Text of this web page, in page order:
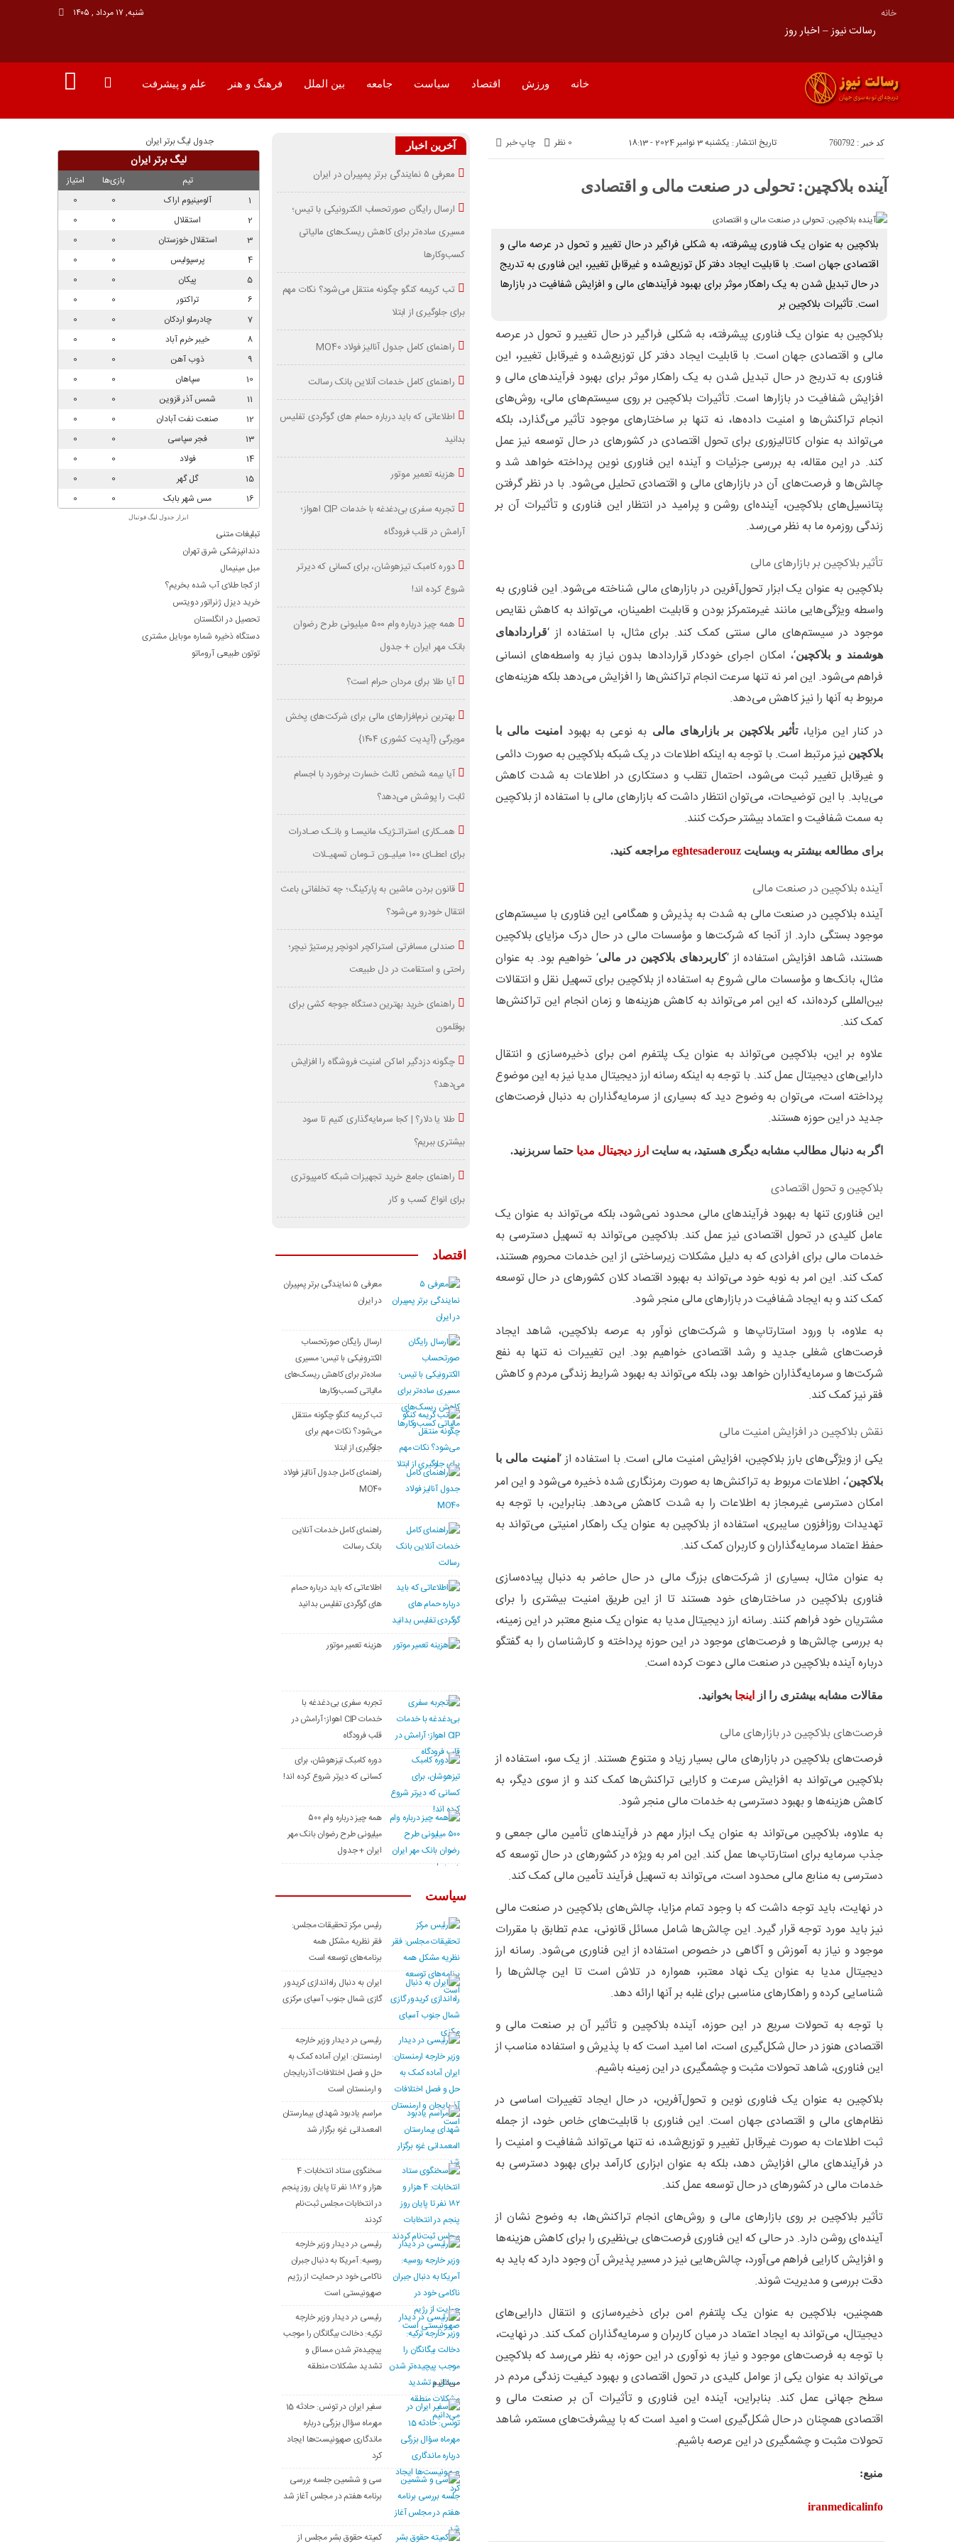
خانه
رسالت نیوز – اخبار روز
شنبه, ۱۷ مرداد , ۱۴۰۵
خانه ورزش اقتصاد سیاست جامعه بین الملل فرهنگ و هنر علم و پیشرفت
تاریخ انتشار : یکشنبه 3 نوامبر 2024 - 18:13 کد خبر : 760792 چاپ خبر 0 نظر
آینده بلاکچین: تحولی در صنعت مالی و اقتصادی
بلاکچین به عنوان یک فناوری پیشرفته، به شکلی فراگیر در حال تغییر و تحول در عرصه مالی و
اقتصادی جهان است. با قابلیت ایجاد دفتر کل توزیع‌شده و غیرقابل تغییر، این فناوری به تدریج
در حال تبدیل شدن به یک راهکار موثر برای بهبود فرآیندهای مالی و افزایش شفافیت در بازارها
است. تأثیرات بلاکچین بر
بلاکچین به عنوان یک فناوری پیشرفته، به شکلی فراگیر در حال تغییر و تحول در عرصه
مالی و اقتصادی جهان است. با قابلیت ایجاد دفتر کل توزیع‌شده و غیرقابل تغییر، این
فناوری به تدریج در حال تبدیل شدن به یک راهکار موثر برای بهبود فرآیندهای مالی و
افزایش شفافیت در بازارها است. تأثیرات بلاکچین بر روی سیستم‌های مالی، روش‌های
انجام تراکنش‌ها و امنیت داده‌ها، نه تنها بر ساختارهای موجود تأثیر می‌گذارد، بلکه
می‌تواند به عنوان کاتالیزوری برای تحول اقتصادی در کشورهای در حال توسعه نیز عمل
کند. در این مقاله، به بررسی جزئیات و آینده این فناوری نوین پرداخته خواهد شد و
چالش‌ها و فرصت‌های آن در بازارهای مالی و اقتصادی تحلیل می‌شود. با در نظر گرفتن
پتانسیل‌های بلاکچین، آینده‌ای روشن و پرامید در انتظار این فناوری و تأثیرات آن بر
زندگی روزمره ما به نظر می‌رسد.
تأثیر بلاکچین بر بازارهای مالی
بلاکچین به عنوان یک ابزار تحول‌آفرین در بازارهای مالی شناخته می‌شود. این فناوری به
واسطه ویژگی‌هایی مانند غیرمتمرکز بودن و قابلیت اطمینان، می‌تواند به کاهش نقایص
موجود در سیستم‌های مالی سنتی کمک کند. برای مثال، با استفاده از ‘قراردادهای
هوشمند و بلاکچین‘، امکان اجرای خودکار قراردادها بدون نیاز به واسطه‌های انسانی
فراهم می‌شود. این امر نه تنها سرعت انجام تراکنش‌ها را افزایش می‌دهد بلکه هزینه‌های
مربوط به آنها را نیز کاهش می‌دهد.
در کنار این مزایا،تأثیر بلاکچین بر بازارهای مالی به نوعی به بهبود
امنیت مالی با
بلاکچین نیز مرتبط است. با توجه به اینکه اطلاعات در یک شبکه بلاکچین به صورت دائمی
و غیرقابل تغییر ثبت می‌شود، احتمال تقلب و دستکاری در اطلاعات به شدت کاهش
می‌یابد. با این توضیحات، می‌توان انتظار داشت که بازارهای مالی با استفاده از بلاکچین
به سمت شفافیت و اعتماد بیشتر حرکت کنند.
برای مطالعه بیشتر به وبسایت eghtesaderouzمراجعه کنید.
آینده بلاکچین در صنعت مالی
آینده بلاکچین در صنعت مالی به شدت به پذیرش و همگامی این فناوری با سیستم‌های
موجود بستگی دارد. از آنجا که شرکت‌ها و مؤسسات مالی در حال درک مزایای بلاکچین
هستند، شاهد افزایش استفاده از ‘کاربردهای بلاکچین در مالی‘ خواهیم بود. به عنوان
مثال، بانک‌ها و مؤسسات مالی شروع به استفاده از بلاکچین برای تسهیل نقل و انتقالات
بین‌المللی کرده‌اند، که این امر می‌تواند به کاهش هزینه‌ها و زمان انجام این تراکنش‌ها
کمک کند.
علاوه بر این، بلاکچین می‌تواند به عنوان یک پلتفرم امن برای ذخیره‌سازی و انتقال
دارایی‌های دیجیتال عمل کند. با توجه به اینکه رسانه ارز دیجیتال مدیا نیز به این موضوع
پرداخته است، می‌توان به وضوح دید که بسیاری از سرمایه‌گذاران به دنبال فرصت‌های
جدید در این حوزه هستند.
اگر به دنبال مطالب مشابه دیگری هستید، به سایت ارز دیجیتال مدیا حتما سربزنید.
بلاکچین و تحول اقتصادی
این فناوری تنها به بهبود فرآیندهای مالی محدود نمی‌شود، بلکه می‌تواند به عنوان یک
عامل کلیدی در تحول اقتصادی نیز عمل کند. بلاکچین می‌تواند به تسهیل دسترسی به
خدمات مالی برای افرادی که به دلیل مشکلات زیرساختی از این خدمات محروم هستند،
کمک کند. این امر به نوبه خود می‌تواند به بهبود اقتصاد کلان کشورهای در حال توسعه
کمک کند و به ایجاد شفافیت در بازارهای مالی منجر شود.
به علاوه، با ورود استارتاپ‌ها و شرکت‌های نوآور به عرصه بلاکچین، شاهد ایجاد
فرصت‌های شغلی جدید و رشد اقتصادی خواهیم بود. این تغییرات نه تنها به نفع
شرکت‌ها و سرمایه‌گذاران خواهد بود، بلکه می‌تواند به بهبود شرایط زندگی مردم و کاهش
فقر نیز کمک کند.
نقش بلاکچین در افزایش امنیت مالی
یکی از ویژگی‌های بارز بلاکچین، افزایش امنیت مالی است. با استفاده از ‘ امنیت مالی با
بلاکچین‘، اطلاعات مربوط به تراکنش‌ها به صورت رمزنگاری شده ذخیره می‌شود و این امر
امکان دسترسی غیرمجاز به اطلاعات را به شدت کاهش می‌دهد. بنابراین، با توجه به
تهدیدات روزافزون سایبری، استفاده از بلاکچین به عنوان یک راهکار امنیتی می‌تواند به
حفظ اعتماد سرمایه‌گذاران و کاربران کمک کند.
به عنوان مثال، بسیاری از شرکت‌های بزرگ مالی در حال حاضر به دنبال پیاده‌سازی
فناوری بلاکچین در ساختارهای خود هستند تا از این طریق امنیت بیشتری را برای
مشتریان خود فراهم کنند. رسانه ارز دیجیتال مدیا به عنوان یک منبع معتبر در این زمینه،
به بررسی چالش‌ها و فرصت‌های موجود در این حوزه پرداخته و کارشناسان را به گفتگو
درباره آینده بلاکچین در صنعت مالی دعوت کرده است.
مقالات مشابه بیشتری را از اینجا بخوانید.
فرصت‌های بلاکچین در بازارهای مالی
فرصت‌های بلاکچین در بازارهای مالی بسیار زیاد و متنوع هستند. از یک سو، استفاده از
بلاکچین می‌تواند به افزایش سرعت و کارایی تراکنش‌ها کمک کند و از سوی دیگر، به
کاهش هزینه‌ها و بهبود دسترسی به خدمات مالی منجر شود.
به علاوه، بلاکچین می‌تواند به عنوان یک ابزار مهم در فرآیندهای تأمین مالی جمعی و
جذب سرمایه برای استارتاپ‌ها عمل کند. این امر به ویژه در کشورهای در حال توسعه که
دسترسی به منابع مالی محدود است، می‌تواند به تسهیل فرآیند تأمین مالی کمک کند.
در نهایت، باید توجه داشت که با وجود تمام مزایا، چالش‌های بلاکچین در صنعت مالی
نیز باید مورد توجه قرار گیرد. این چالش‌ها شامل مسائل قانونی، عدم تطابق با مقررات
موجود و نیاز به آموزش و آگاهی در خصوص استفاده از این فناوری می‌شود. رسانه ارز
دیجیتال مدیا به عنوان یک نهاد معتبر، همواره در تلاش است تا این چالش‌ها را
شناسایی کرده و راهکارهای مناسبی برای غلبه بر آنها ارائه دهد.
با توجه به تحولات سریع در این حوزه، آینده بلاکچین و تأثیر آن بر صنعت مالی و
اقتصادی هنوز در حال شکل‌گیری است، اما امید است که با پذیرش و استفاده مناسب از
این فناوری، شاهد تحولات مثبت و چشمگیری در این زمینه باشیم.
بلاکچین به عنوان یک فناوری نوین و تحول‌آفرین، در حال ایجاد تغییرات اساسی در
نظام‌های مالی و اقتصادی جهان است. این فناوری با قابلیت‌های خاص خود، از جمله
ثبت اطلاعات به صورت غیرقابل تغییر و توزیع‌شده، نه تنها می‌تواند شفافیت و امنیت را
در فرآیندهای مالی افزایش دهد، بلکه به عنوان ابزاری کارآمد برای بهبود دسترسی به
خدمات مالی در کشورهای در حال توسعه عمل کند.
تأثیر بلاکچین بر روی بازارهای مالی و روش‌های انجام تراکنش‌ها، به وضوح نشان از
آینده‌ای روشن دارد. در حالی که این فناوری فرصت‌های بی‌نظیری را برای کاهش هزینه‌ها
و افزایش کارایی فراهم می‌آورد، چالش‌هایی نیز در مسیر پذیرش آن وجود دارد که باید به
دقت بررسی و مدیریت شوند.
همچنین، بلاکچین به عنوان یک پلتفرم امن برای ذخیره‌سازی و انتقال دارایی‌های
دیجیتال، می‌تواند به ایجاد اعتماد در میان کاربران و سرمایه‌گذاران کمک کند. در نهایت،
با توجه به فرصت‌های موجود و نیاز به نوآوری در این حوزه، به نظر می‌رسد که بلاکچین
می‌تواند به عنوان یکی از عوامل کلیدی در تحول اقتصادی و بهبود کیفیت زندگی مردم در
سطح جهانی عمل کند. بنابراین، آینده این فناوری و تأثیرات آن بر صنعت مالی و
اقتصادی همچنان در حال شکل‌گیری است و امید است که با پیشرفت‌های مستمر، شاهد
تحولات مثبت و چشمگیری در این عرصه باشیم.
منبع:
iranmedicalinfo
آخرین اخبار
معرفی ۵ نمایندگی برتر پمپیران در ایران
ارسال رایگان صورتحساب الکترونیکی با تیس؛
مسیری ساده‌تر برای کاهش ریسک‌های مالیاتی
کسب‌وکارها
تب کریمه کنگو چگونه منتقل می‌شود؟ نکات مهم
برای جلوگیری از ابتلا
راهنمای کامل جدول آنالیز فولاد MO40
راهنمای کامل خدمات آنلاین بانک رسالت
اطلاعاتی که باید درباره حمام های گوگردی تفلیس
بدانید
هزینه تعمیر موتور
تجربه سفری بی‌دغدغه با خدمات CIP اهواز؛
آرامش در قلب فرودگاه
دوره کامبک تیزهوشان، برای کسانی که دیرتر
شروع کرده اند!
همه چیز درباره وام ۵۰۰ میلیونی طرح رضوان
بانک مهر ایران + جدول
آیا طلا برای مردان حرام است؟
بهترین نرم‌افزارهای مالی برای شرکت‌های پخش
مویرگی {آپدیت کشوری ۱۴۰۴}
آیا بیمه شخص ثالث خسارت برخورد با اجسام
ثابت را پوشش می‌دهد؟
همـکاری استراتـژیک مانیسـا و بانـک صـادرات
برای اعطـای ۱۰۰ میلیـون تـومان تسهیـلات
قانون بردن ماشین به پارکینگ؛ چه تخلفاتی باعث
انتقال خودرو می‌شود؟
صندلی مسافرتی استراکچر ادونچر پرستیژ نیچر؛
راحتی و استقامت در دل طبیعت
راهنمای خرید بهترین دستگاه جوجه کشی برای
بوقلمون
چگونه دزدگیر اماکن امنیت فروشگاه را افزایش
می‌دهد؟
طلا یا دلار؟ | کجا سرمایه‌گذاری کنیم تا سود
بیشتری ببریم؟
راهنمای جامع خرید تجهیزات شبکه کامپیوتری
برای انواع کسب و کار
اقتصاد
معرفی ۵ نمایندگی برتر پمپیران
در ایران
ارسال رایگان صورتحساب
الکترونیکی با تیس؛ مسیری
ساده‌تر برای کاهش ریسک‌های
مالیاتی کسب‌وکارها
تب کریمه کنگو چگونه منتقل
می‌شود؟ نکات مهم برای
جلوگیری از ابتلا
راهنمای کامل جدول آنالیز فولاد
MO40
راهنمای کامل خدمات آنلاین
بانک رسالت
اطلاعاتی که باید درباره حمام
های گوگردی تفلیس بدانید
هزینه تعمیر موتور
تجربه سفری بی‌دغدغه با
خدمات CIP اهواز؛ آرامش در
قلب فرودگاه
دوره کامبک تیزهوشان، برای
کسانی که دیرتر شروع کرده اند!
همه چیز درباره وام ۵۰۰
میلیونی طرح رضوان بانک مهر
ایران + جدول
سیاست
رئیس مرکز تحقیقات مجلس:
فقر نظریه مشکل همه
برنامه‌های توسعه‌ است
ایران به دنبال راه‌اندازی کریدور
گازی شمال جنوب آسیای مرکزی
رئیسی در دیدار وزیر خارجه
ارمنستان: ایران آماده کمک به
حل و فصل اختلافات آذربایجان
و ارمنستان است
مراسم یادبود شهدای بیمارستان
المعمدانی غزه برگزار شد
سخنگوی ستاد انتخابات: 4
هزار و ۱۸۲ نفر تا پایان روز پنجم
در انتخابات مجلس ثبت‌نام
کردند
رئیسی در دیدار وزیر خارجه
روسیه: آمریکا به دنبال جبران
ناکامی خود در حمایت از رژیم
صهیونیستی است
رئیسی در دیدار وزیر خارجه
ترکیه: دخالت بیگانگان را موجب
پیچیده‌تر شدن مسائل و
تشدید مشکلات منطقه
می‌دانیم
سفیر ایران در تونس: حادثه 15
مهرماه سؤال بزرگی درباره
ماندگاری صهیونیست‌ها ایجاد
کرد
سی‌ و ششمین جلسه بررسی
برنامه هفتم در مجلس آغاز شد
کمیته حقوق بشر مجلس از
جدول لیگ برتر ایران
ابزار جدول لیگ فوتبال
تبلیغات متنی
دندانپزشکی شرق تهران
مبل مینیمال
از کجا طلای آب شده بخریم؟
خرید دیزل ژنراتور دویتس
تحصیل در انگلستان
دستگاه ذخیره شماره موبایل مشتری
توتون طبیعی آروماتو